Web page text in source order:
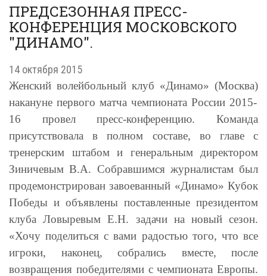
ПРЕДСЕЗОННАЯ ПРЕСС-
КОНФЕРЕНЦИЯ МОСКОВСКОГО
"ДИНАМО".
14 октября 2015
Женский волейбольный клуб «Динамо» (Москва)
накануне первого матча чемпионата России 2015-
16 провел пресс-конференцию. Команда
присутствовала в полном составе, во главе с
тренерским штабом и генеральным директором
Зиничевым В.А. Собравшимся журналистам был
продемонстрирован завоеванный «Динамо» Кубок
Победы и объявлены поставленные президентом
клуба Ловыревым Е.Н. задачи на новый сезон.
«Хочу поделиться с вами радостью того, что все
игроки, наконец, собрались вместе, после
возвращения победителями счемпионата Европы.